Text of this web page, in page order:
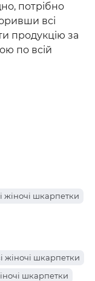
потрібно
всі
продукцію за
по всій
жіночі шкарпетки
жіночі шкарпетки
шкарпетки